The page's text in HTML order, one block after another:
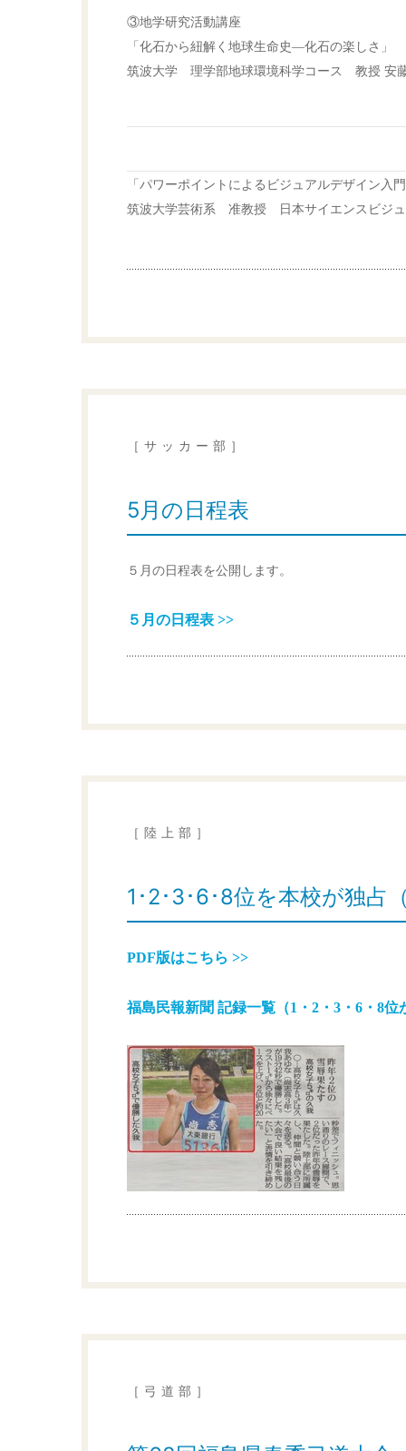
③地学研究活動講座
「化石から紐解く地球生命史―化石の楽しさ」
筑波大学 理学部地球環境科学コース 教授 安
「パワーポイントによるビジュアルデザイン入
筑波大学芸術系 准教授 日本サイエンスビジ
［サッカー部］
5月の日程表
５月の日程表を公開します。
５月の日程表 >>
［陸上部］
1･2･3･6･8位を本校が独占
PDF版はこちら >>
福島民報新聞 記録一覧（1・2・3・6・8
［弓道部］